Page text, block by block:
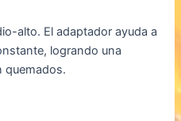
alto. El adaptador ayuda a
logrando una
quemados.